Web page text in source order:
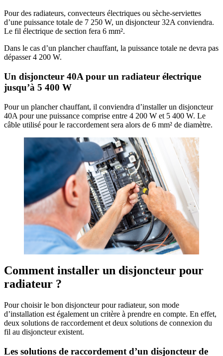
Pour des radiateurs, convecteurs électriques ou sèche-serviettes
d’une puissance totale de 7 250 W, un disjoncteur 32A conviendra.
Le fil électrique de section fera 6 mm².
Dans le cas d’un plancher chauffant, la puissance totale ne devra pas
dépasser 4 200 W.
Un disjoncteur 40A pour un radiateur électrique
jusqu’à 5 400 W
Pour un plancher chauffant, il conviendra d’installer un disjoncteur
40A pour une puissance comprise entre 4 200 W et 5 400 W. Le
câble utilisé pour le raccordement sera alors de 6 mm² de diamètre.
Comment installer un disjoncteur pour
radiateur ?
Pour choisir le bon disjoncteur pour radiateur, son mode
d’installation est également un critère à prendre en compte. En effet,
deux solutions de raccordement et deux solutions de connexion du
fil au disjoncteur existent.
Les solutions de raccordement d’un disjoncteur de